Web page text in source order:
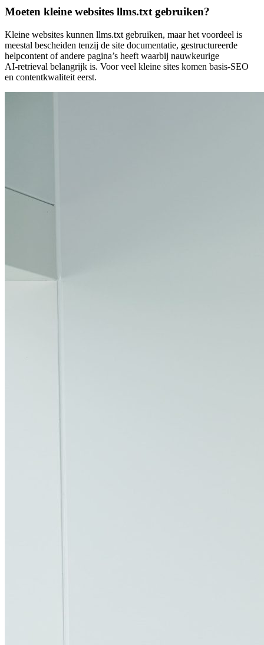
Moeten kleine websites llms.txt gebruiken?
Kleine websites kunnen llms.txt gebruiken, maar het voordeel is
meestal bescheiden tenzij de site documentatie, gestructureerde
helpcontent of andere pagina’s heeft waarbij nauwkeurige
AI‑retrieval belangrijk is. Voor veel kleine sites komen basis‑SEO
en contentkwaliteit eerst.